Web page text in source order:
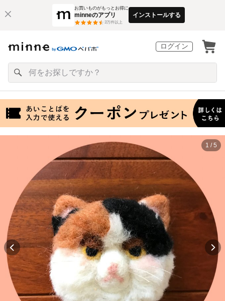
お買いものがもっとお得に
minneのアプリ
3万件以上
インストールする
ログイン
1 / 5